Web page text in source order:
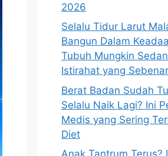
2026
Selalu Tidur Larut
Bangun Dalam
Tubuh Mungkin
Istirahat yang
Berat Badan Sudah
Selalu Naik Lagi? Ini
Medis yang Sering
Diet
Anak Tantrum Terus?